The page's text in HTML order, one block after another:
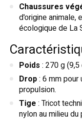
Chaussures
d'origine animale,
écologique de La
Poids : 270 g
Drop: 6 mm
propulsion.
Tige : Tricot
nylon au milieu